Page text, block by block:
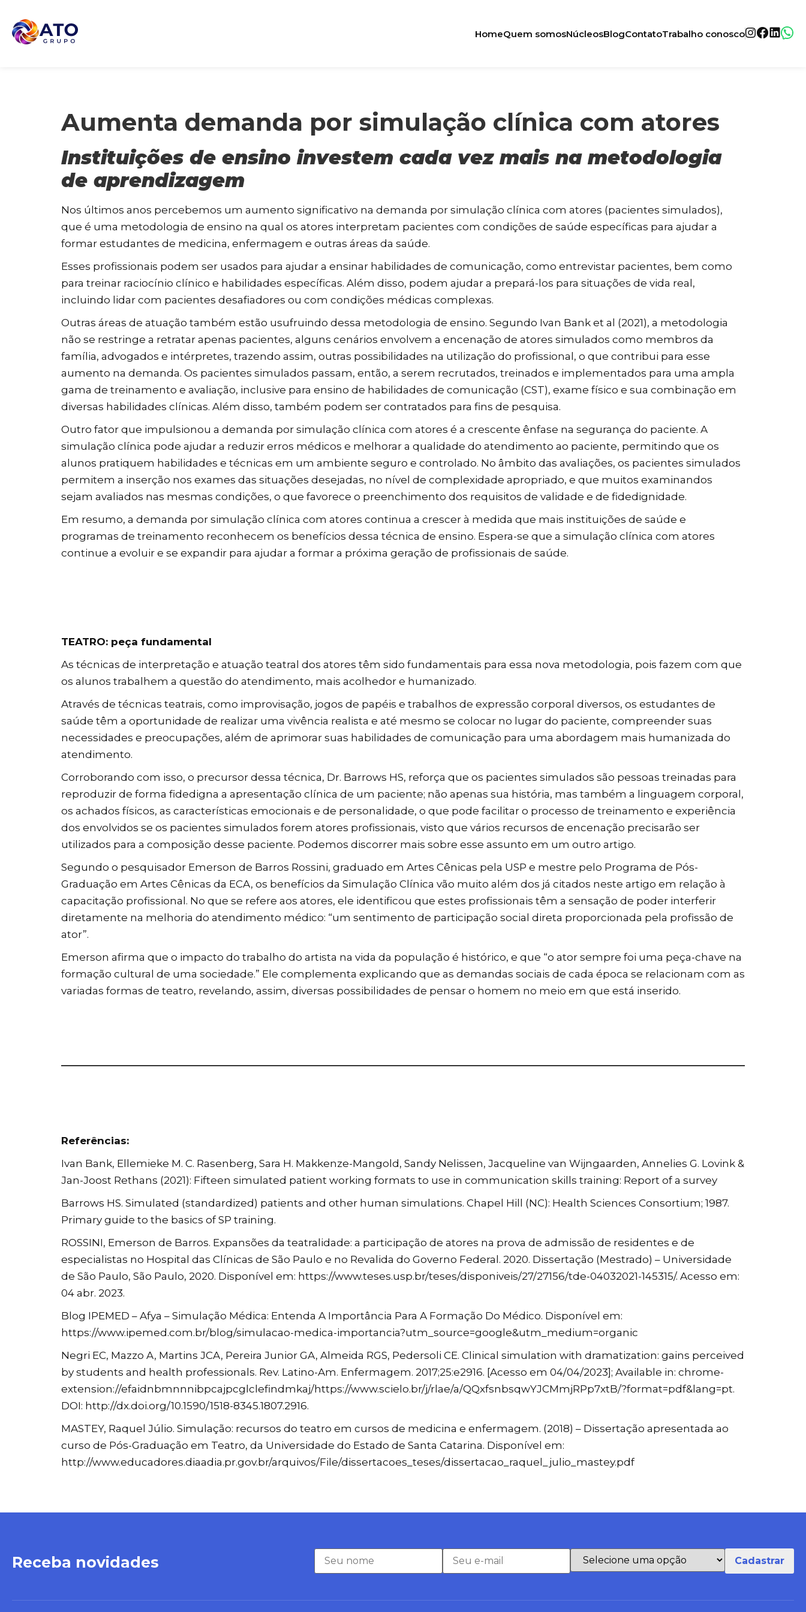
HomeQuem somosNúcleosBlogContatoTrabalho conosco
Aumenta demanda por simulação clínica com atores
Instituições de ensino investem cada vez mais na metodologia
de aprendizagem
Nos últimos anos percebemos um aumento significativo na demanda por simulação clínica com atores (pacientes simulados),
que é uma metodologia de ensino na qual os atores interpretam pacientes com condições de saúde específicas para ajudar a
formar estudantes de medicina, enfermagem e outras áreas da saúde.
Esses profissionais podem ser usados ​​para ajudar a ensinar habilidades de comunicação, como entrevistar pacientes, bem como
para treinar raciocínio clínico e habilidades específicas. Além disso, podem ajudar a prepará-los para situações de vida real,
incluindo lidar com pacientes desafiadores ou com condições médicas complexas.
Outras áreas de atuação também estão usufruindo dessa metodologia de ensino. Segundo Ivan Bank et al (2021), a metodologia
não se restringe a retratar apenas pacientes, alguns cenários envolvem a encenação de atores simulados como membros da
família, advogados e intérpretes, trazendo assim, outras possibilidades na utilização do profissional, o que contribui para esse
aumento na demanda. Os pacientes simulados passam, então, a serem recrutados, treinados e implementados para uma ampla
gama de treinamento e avaliação, inclusive para ensino de habilidades de comunicação (CST), exame físico e sua combinação em
diversas habilidades clínicas. Além disso, também podem ser contratados para fins de pesquisa.
Outro fator que impulsionou a demanda por simulação clínica com atores é a crescente ênfase na segurança do paciente. A
simulação clínica pode ajudar a reduzir erros médicos e melhorar a qualidade do atendimento ao paciente, permitindo que os
alunos pratiquem habilidades e técnicas em um ambiente seguro e controlado. No âmbito das avaliações, os pacientes simulados
permitem a inserção nos exames das situações desejadas, no nível de complexidade apropriado, e que muitos examinandos
sejam avaliados nas mesmas condições, o que favorece o preenchimento dos requisitos de validade e de fidedignidade.
Em resumo, a demanda por simulação clínica com atores continua a crescer à medida que mais instituições de saúde e
programas de treinamento reconhecem os benefícios dessa técnica de ensino. Espera-se que a simulação clínica com atores
continue a evoluir e se expandir para ajudar a formar a próxima geração de profissionais de saúde.
TEATRO: peça fundamental
As técnicas de interpretação e atuação teatral dos atores têm sido fundamentais para essa nova metodologia, pois fazem com que
os alunos trabalhem a questão do atendimento, mais acolhedor e humanizado.
Através de técnicas teatrais, como improvisação, jogos de papéis e trabalhos de expressão corporal diversos, os estudantes de
saúde têm a oportunidade de realizar uma vivência realista e até mesmo se colocar no lugar do paciente, compreender suas
necessidades e preocupações, além de aprimorar suas habilidades de comunicação para uma abordagem mais humanizada do
atendimento.
Corroborando com isso, o precursor dessa técnica, Dr. Barrows HS, reforça que os pacientes simulados são pessoas treinadas para
reproduzir de forma fidedigna a apresentação clínica de um paciente; não apenas sua história, mas também a linguagem corporal,
os achados físicos, as características emocionais e de personalidade, o que pode facilitar o processo de treinamento e experiência
dos envolvidos se os pacientes simulados forem atores profissionais, visto que vários recursos de encenação precisarão ser
utilizados para a composição desse paciente. Podemos discorrer mais sobre esse assunto em um outro artigo.
Segundo o pesquisador Emerson de Barros Rossini, graduado em Artes Cênicas pela USP e mestre pelo Programa de Pós-
Graduação em Artes Cênicas da ECA, os benefícios da Simulação Clínica vão muito além dos já citados neste artigo em relação à
capacitação profissional. No que se refere aos atores, ele identificou que estes profissionais têm a sensação de poder interferir
diretamente na melhoria do atendimento médico: “um sentimento de participação social direta proporcionada pela profissão de
ator”.
Emerson afirma que o impacto do trabalho do artista na vida da população é histórico, e que “o ator sempre foi uma peça-chave na
formação cultural de uma sociedade.” Ele complementa explicando que as demandas sociais de cada época se relacionam com as
variadas formas de teatro, revelando, assim, diversas possibilidades de pensar o homem no meio em que está inserido.
Referências:
Ivan Bank, Ellemieke M. C. Rasenberg, Sara H. Makkenze-Mangold, Sandy Nelissen, Jacqueline van Wijngaarden, Annelies G. Lovink &
Jan-Joost Rethans (2021): Fifteen simulated patient working formats to use in communication skills training: Report of a survey
Barrows HS. Simulated (standardized) patients and other human simulations. Chapel Hill (NC): Health Sciences Consortium; 1987.
Primary guide to the basics of SP training.
ROSSINI, Emerson de Barros. Expansões da teatralidade: a participação de atores na prova de admissão de residentes e de
especialistas no Hospital das Clínicas de São Paulo e no Revalida do Governo Federal. 2020. Dissertação (Mestrado) – Universidade
de São Paulo, São Paulo, 2020. Disponível em: https://www.teses.usp.br/teses/disponiveis/27/27156/tde-04032021-145315/. Acesso em:
04 abr. 2023.
Blog IPEMED – Afya – Simulação Médica: Entenda A Importância Para A Formação Do Médico. Disponível em:
https://www.ipemed.com.br/blog/simulacao-medica-importancia?utm_source=google&utm_medium=organic
Negri EC, Mazzo A, Martins JCA, Pereira Junior GA, Almeida RGS, Pedersoli CE. Clinical simulation with dramatization: gains perceived
by students and health professionals. Rev. Latino-Am. Enfermagem. 2017;25:e2916. [Acesso em 04/04/2023]; Available in: chrome-
extension://efaidnbmnnnibpcajpcglclefindmkaj/https://www.scielo.br/j/rlae/a/QQxfsnbsqwYJCMmjRPp7xtB/?format=pdf&lang=pt.
DOI: http://dx.doi.org/10.1590/1518-8345.1807.2916.
MASTEY, Raquel Júlio. Simulação: recursos do teatro em cursos de medicina e enfermagem. (2018) – Dissertação apresentada ao
curso de Pós-Graduação em Teatro, da Universidade do Estado de Santa Catarina. Disponível em:
http://www.educadores.diaadia.pr.gov.br/arquivos/File/dissertacoes_teses/dissertacao_raquel_julio_mastey.pdf
Receba novidades